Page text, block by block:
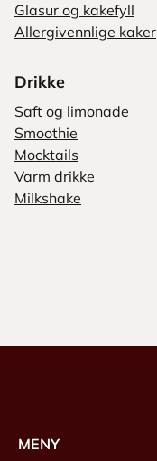
Glasur og kakefyll
Allergivennlige kaker
Drikke
Saft og limonade
Smoothie
Mocktails
Varm drikke
Milkshake
MENY